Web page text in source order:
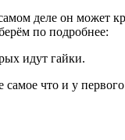
деле он может
по подробнее:
идут гайки.
что и у